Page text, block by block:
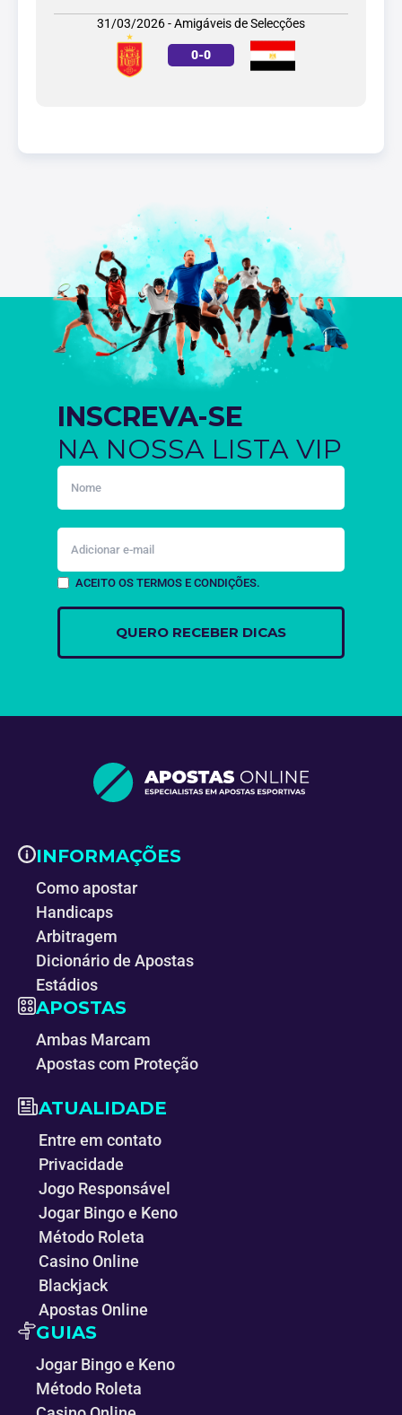
31/03/2026 - Amigáveis de Selecções
0-0
INSCREVA-SE
NA NOSSA LISTA VIP
ACEITO OS TERMOS E CONDIÇÕES.
INFORMAÇÕES
Como apostar
Handicaps
Arbitragem
Dicionário de Apostas
Estádios
APOSTAS
Ambas Marcam
Apostas com Proteção
ATUALIDADE
Entre em contato
Privacidade
Jogo Responsável
Jogar Bingo e Keno
Método Roleta
Casino Online
Blackjack
Apostas Online
GUIAS
Jogar Bingo e Keno
Método Roleta